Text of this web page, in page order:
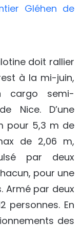
Gléhen de
doit rallier
à la mi-juin,
cargo semi-
Nice. D’une
pour 5,3 m de
de 2,06 m,
par deux
pour une
Armé par deux
personnes. En
des